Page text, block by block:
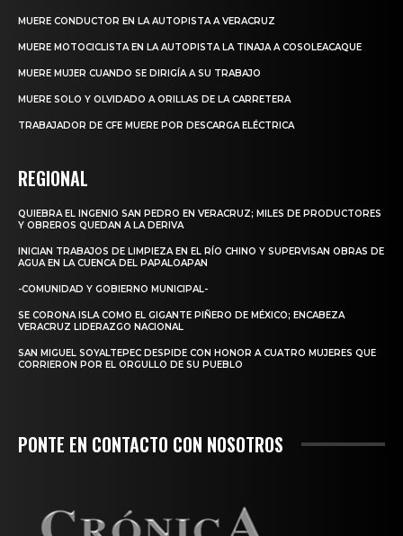
MUERE CONDUCTOR EN LA AUTOPISTA A VERACRUZ
MUERE MOTOCICLISTA EN LA AUTOPISTA LA TINAJA A COSOLEACAQUE
MUERE MUJER CUANDO SE DIRIGÍA A SU TRABAJO
MUERE SOLO Y OLVIDADO A ORILLAS DE LA CARRETERA
TRABAJADOR DE CFE MUERE POR DESCARGA ELÉCTRICA
REGIONAL
QUIEBRA EL INGENIO SAN PEDRO EN VERACRUZ; MILES DE PRODUCTORES
Y OBREROS QUEDAN A LA DERIVA
INICIAN TRABAJOS DE LIMPIEZA EN EL RÍO CHINO Y SUPERVISAN OBRAS DE
AGUA EN LA CUENCA DEL PAPALOAPAN
-COMUNIDAD Y GOBIERNO MUNICIPAL-
SE CORONA ISLA COMO EL GIGANTE PIÑERO DE MÉXICO; ENCABEZA
VERACRUZ LIDERAZGO NACIONAL
SAN MIGUEL SOYALTEPEC DESPIDE CON HONOR A CUATRO MUJERES QUE
CORRIERON POR EL ORGULLO DE SU PUEBLO
PONTE EN CONTACTO CON NOSOTROS